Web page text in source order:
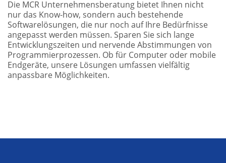
Die MCR Unternehmensberatung bietet Ihnen nicht
nur das Know-how, sondern auch bestehende
Softwarelösungen, die nur noch auf Ihre Bedürfnisse
angepasst werden müssen. Sparen Sie sich lange
Entwicklungszeiten und nervende Abstimmungen von
Programmierprozessen. Ob für Computer oder mobile
Endgeräte, unsere Lösungen umfassen vielfältig
anpassbare Möglichkeiten.